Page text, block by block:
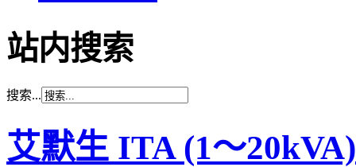
站内搜索
搜索...
艾默生 ITA (1～20kVA)